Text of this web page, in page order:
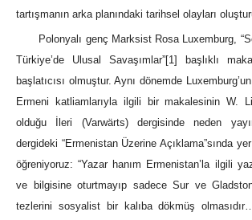
tartışmanın arka planındaki tarihsel olayları
Polonyalı genç Marksist Rosa Luxemburg,
Türkiye’de Ulusal Savaşımlar”[1]
başlıklı
başlatıcısı olmuştur. Aynı dönemde
Ermeni katliamlarıyla ilgili bir makalesinin W.
olduğu İleri (Varwärts) dergisinde neden
dergideki “Ermenistan Üzerine Açıklama”sında
öğreniyoruz: “Yazar hanım Ermenistan’la ilgili
ve bilgisine oturtmayıp sadece Sur ve
tezlerini sosyalist bir kalıba dökmüş